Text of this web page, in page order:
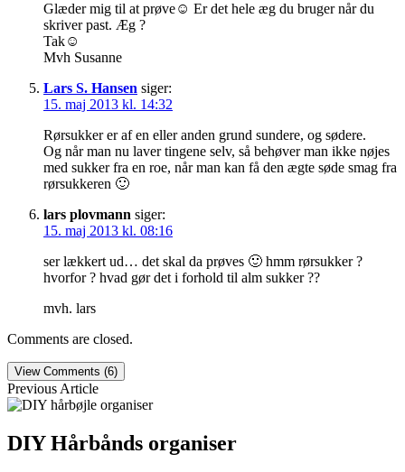
Glæder mig til at prøve☺ Er det hele æg du bruger når du
skriver past. Æg ?
Tak☺
Mvh Susanne
Lars S. Hansen siger:
15. maj 2013 kl. 14:32
Rørsukker er af en eller anden grund sundere, og sødere.
Og når man nu laver tingene selv, så behøver man ikke nøjes
med sukker fra en roe, når man kan få den ægte søde smag fra
rørsukkeren 🙂
lars plovmann siger:
15. maj 2013 kl. 08:16
ser lækkert ud… det skal da prøves 🙂 hmm rørsukker ?
hvorfor ? hvad gør det i forhold til alm sukker ??
mvh. lars
Comments are closed.
View Comments (6)
Previous Article
DIY Hårbånds organiser